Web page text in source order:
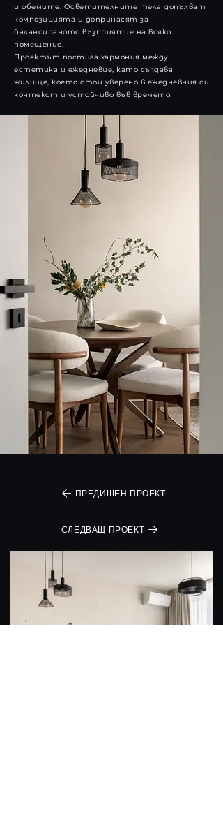
и обемите. Осветителните тела допълват
композицията и допринасят за
балансираното възприятие на всяко
помещение.
Проектът постига хармония между
естетика и ежедневие, като създава
жилище, което стои уверено в ежедневния си
контекст и устойчиво във времето.
ПРЕДИШЕН ПРОЕКТ
СЛЕДВАЩ ПРОЕКТ